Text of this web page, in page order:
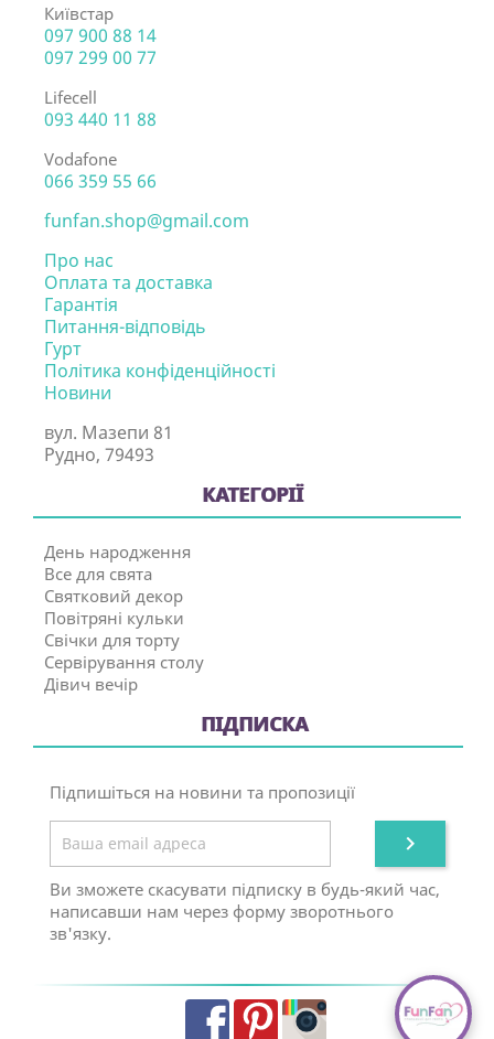
Київстар
097 900 88 14
097 299 00 77
Lifecell
093 440 11 88
Vodafone
066 359 55 66
funfan.shop@gmail.com
Про нас
Оплата та доставка
Гарантія
Питання-відповідь
Гурт
Політика конфіденційності
Новини
вул. Мазепи 81
Рудно, 79493
КАТЕГОРІЇ
День народження
Все для свята
Святковий декор
Повітряні кульки
Свічки для торту
Сервірування столу
Дівич вечір
ПІДПИСКА
Підпишіться на новини та пропозиції

Ви зможете скасувати підписку в будь-який час,
написавши нам через форму зворотнього
зв'язку.
FacebookPinterestInstagram